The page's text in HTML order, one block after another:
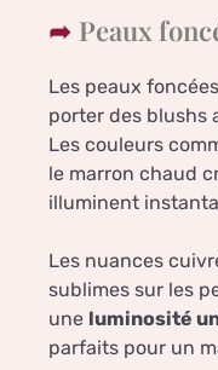
Peaux
Les peaux
porter des blushs
Les couleurs
le marron chaud
illuminent
Les nuances
sublimes sur les
une luminosité
parfaits pour un